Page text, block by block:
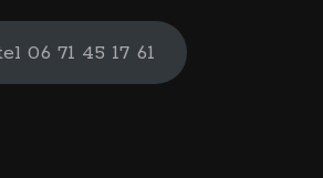
06 71 45 17 61